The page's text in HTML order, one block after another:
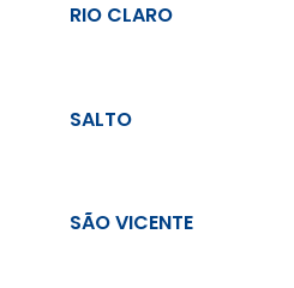
RIO CLARO
SALTO
SÃO VICENTE